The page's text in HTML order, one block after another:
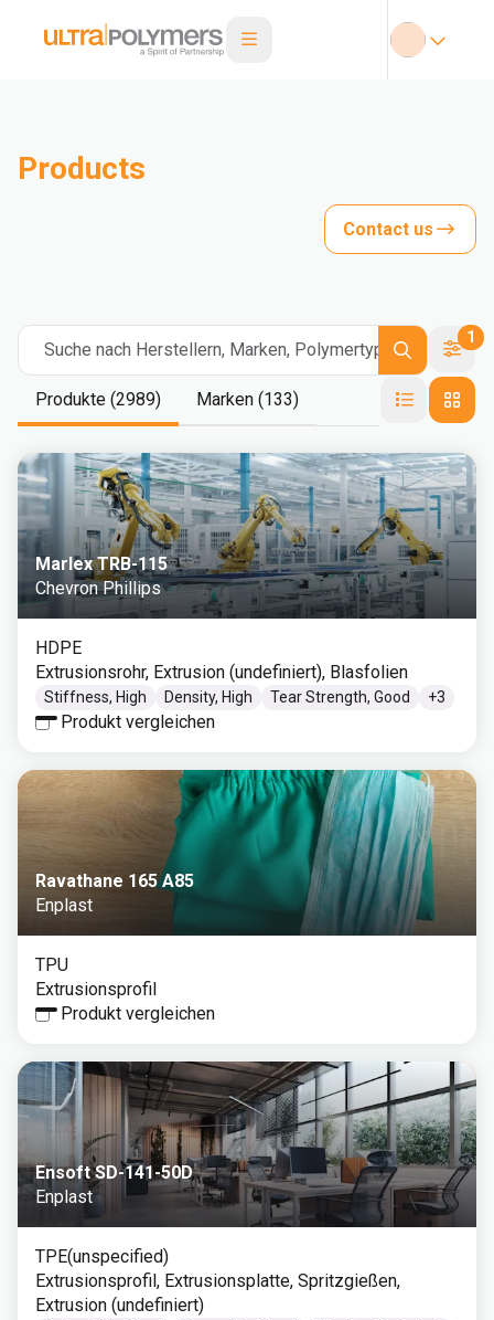
Products
Contact us
Suche nach Herstellern, Marken, Polymertypen
1
Produkte (2989) Marken (133)
Marlex TRB-115
Chevron Phillips
HDPE
Extrusionsrohr, Extrusion (undefiniert), Blasfolien
Stiffness, High Density, High Tear Strength, Good +3
Produkt vergleichen
Ravathane 165 A85
Enplast
TPU
Extrusionsprofil
Produkt vergleichen
Ensoft SD-141-50D
Enplast
TPE(unspecified)
Extrusionsprofil, Extrusionsplatte, Spritzgießen,
Extrusion (undefiniert)